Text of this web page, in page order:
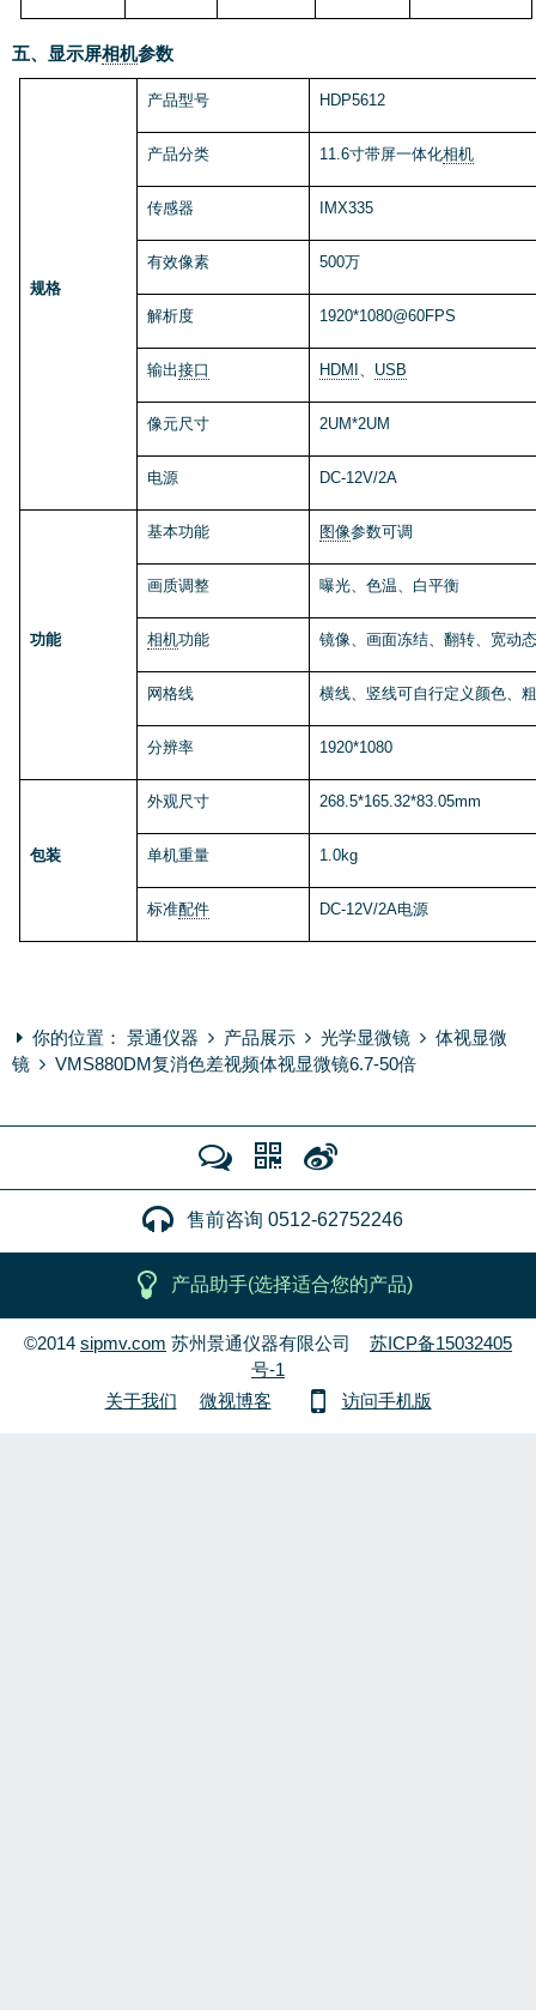
五、 显示屏相机参数
规格
产品型号 HDP5612
产品分类 11.6寸带屏一体化相机
传感器 IMX335
有效像素 500万
解析度 1920*1080@60FPS
输出接口 HDMI 、 USB
像元尺寸 2UM*2UM
电源 DC-12V/2A
功能
基本功能 图像参数可调
画质调整 曝光、色温、白平衡
相机功能 镜像、画面冻结、翻转、宽动
网格线 横线、竖线可自行定义颜色、
分辨率 1920*1080
包装
外观尺寸 268.5*165.32*83.05mm
单机重量 1.0kg
标准配件 DC-12V/2A电源
你的位置： 景通仪器 产品展示 光学显微镜
体视显微
镜
VMS880DM复消色差视频体视显微镜6.7-50倍
售前咨询 0512-62752246
产品助手(选择适合您的产品)
©2014 sipmv.com 苏州景通仪器有限公司 苏ICP备15032405
号-1
关于我们
微视博客 访问手机版